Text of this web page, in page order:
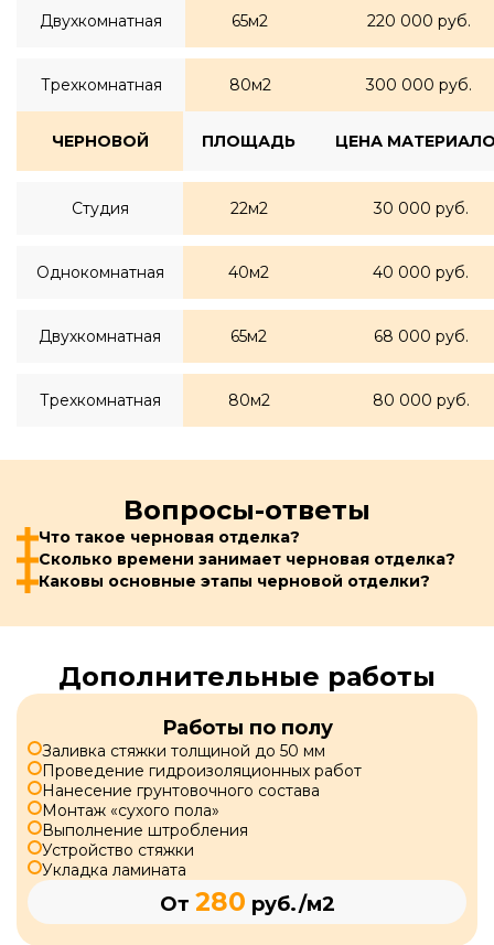
Двухкомнатная 65м2 220 000 руб.
Трехкомнатная 80м2 300 000 руб.
ЧЕРНОВОЙ ПЛОЩАДЬ ЦЕНА
Студия 22м2 30 000 руб.
Однокомнатная 40м2 40 000 руб.
Двухкомнатная 65м2 68 000 руб.
Трехкомнатная 80м2 80 000 руб.
Вопросы-ответы
Что такое черновая отделка?
Сколько времени занимает черновая отделка?
Каковы основные этапы черновой отделки?
Дополнительные работы
Работы по полу
Заливка стяжки толщиной до 50 мм
Проведение гидроизоляционных работ
Нанесение грунтовочного состава
Монтаж «сухого пола»
Выполнение штробления
Устройство стяжки
Укладка ламината
От 280 руб./м2